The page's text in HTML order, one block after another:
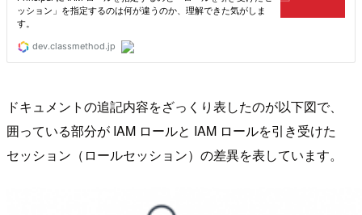
ドキュメントの追記内容をざっくり表したのが以下図で、
囲っている部分が IAM ロールと IAM ロールを引き受けた
セッション（ロールセッション）の差異を表しています。